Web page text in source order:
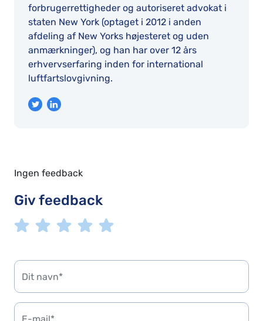
forbrugerrettigheder og autoriseret advokat i
staten New York (optaget i 2012 i anden
afdeling af New Yorks højesteret og uden
anmærkninger), og han har over 12 års
erhvervserfaring inden for international
luftfartslovgivning.
Ingen feedback
Giv feedback